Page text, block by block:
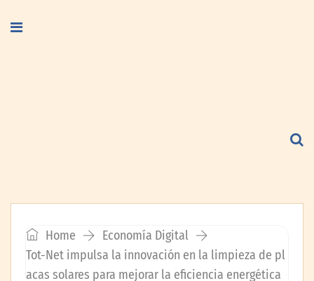
Home
Economía Digital
Tot-Net impulsa la innovación en la limpieza de pl
acas solares para mejorar la eficiencia energética